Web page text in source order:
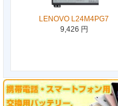
LENOVO L24M4PG7
9,426 円